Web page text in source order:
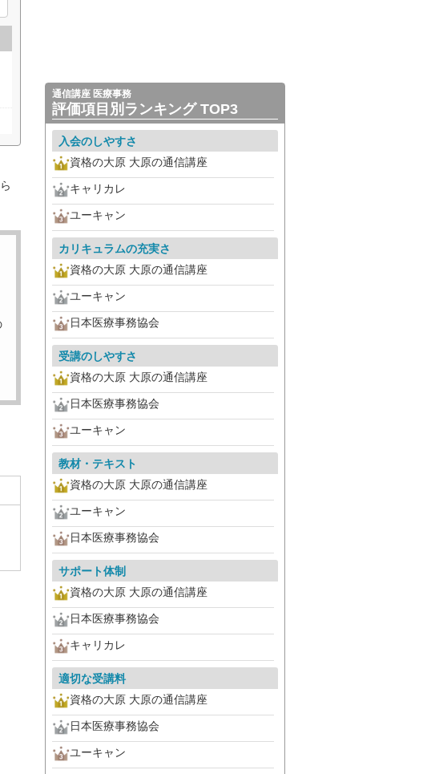
通信講座 医療事務
評価項目別ランキング TOP3
入会のしやすさ
資格の大原 大原の通信講座
キャリカレ
ユーキャン
カリキュラムの充実さ
資格の大原 大原の通信講座
ユーキャン
日本医療事務協会
受講のしやすさ
資格の大原 大原の通信講座
日本医療事務協会
ユーキャン
教材・テキスト
資格の大原 大原の通信講座
ユーキャン
日本医療事務協会
サポート体制
資格の大原 大原の通信講座
日本医療事務協会
キャリカレ
適切な受講料
資格の大原 大原の通信講座
日本医療事務協会
ユーキャン